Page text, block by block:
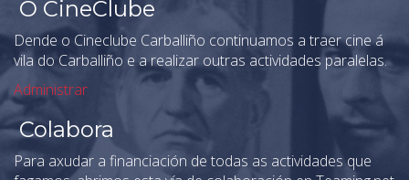
O CineClube
Dende o Cineclube Carballiño continuamos a traer cine á
vila do Carballiño e a realizar outras actividades paralelas.
Administrar
Colabora
Para axudar a financiación de todas as actividades que